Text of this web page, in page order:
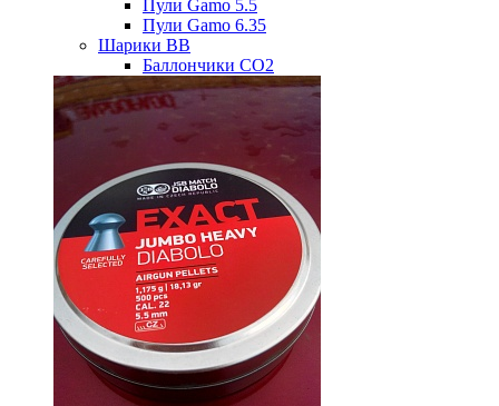
Пули Gamo 5.5
Пули Gamo 6.35
Шарики BB
Баллончики CO2